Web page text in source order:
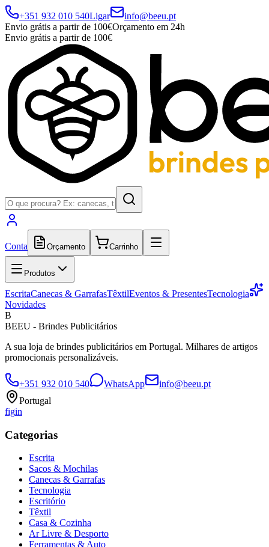
+351 932 010 540Ligar
info@beeu.pt
Envio grátis a partir de 100€Orçamento em 24h
Envio grátis a partir de 100€
Conta Orçamento Carrinho
Produtos
EscritaCanecas & GarrafasTêxtilEventos & PresentesTecnologia
Novidades
B
BEEU - Brindes Publicitários
A sua loja de brindes publicitários em Portugal. Milhares de artigos
promocionais personalizáveis.
+351 932 010 540 WhatsApp
info@beeu.pt
Portugal
figin
Categorias
Escrita
Sacos & Mochilas
Canecas & Garrafas
Tecnologia
Escritório
Têxtil
Casa & Cozinha
Ar Livre & Desporto
Ferramentas & Auto